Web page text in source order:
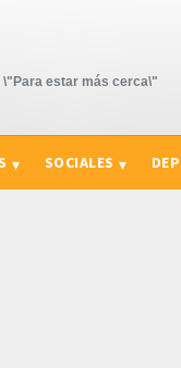
\"Para estar más cerca\"
SOCIALES